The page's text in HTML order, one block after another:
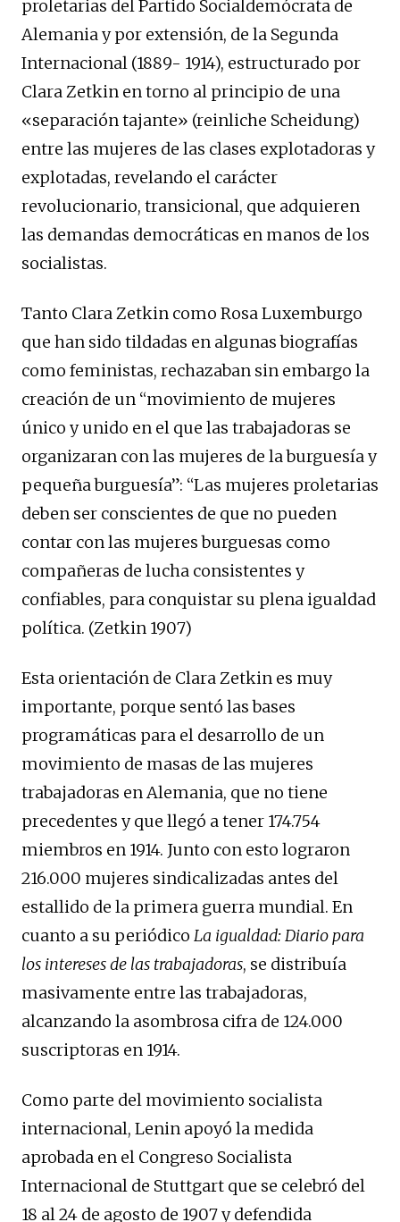
proletarias del Partido Socialdemócrata de
Alemania y por extensión, de la Segunda
Internacional (1889- 1914), estructurado por
Clara Zetkin en torno al principio de una
«separación tajante» (reinliche Scheidung)
entre las mujeres de las clases explotadoras y
explotadas, revelando el carácter
revolucionario, transicional, que adquieren
las demandas democráticas en manos de los
socialistas.
Tanto Clara Zetkin como Rosa Luxemburgo
que han sido tildadas en algunas biografías
como feministas, rechazaban sin embargo la
creación de un “movimiento de mujeres
único y unido en el que las trabajadoras se
organizaran con las mujeres de la burguesía y
pequeña burguesía”: “Las mujeres proletarias
deben ser conscientes de que no pueden
contar con las mujeres burguesas como
compañeras de lucha consistentes y
confiables, para conquistar su plena igualdad
política. (Zetkin 1907)
Esta orientación de Clara Zetkin es muy
importante, porque sentó las bases
programáticas para el desarrollo de un
movimiento de masas de las mujeres
trabajadoras en Alemania, que no tiene
precedentes y que llegó a tener 174.754
miembros en 1914. Junto con esto lograron
216.000 mujeres sindicalizadas antes del
estallido de la primera guerra mundial. En
cuanto a su periódico La igualdad: Diario para
los intereses de las trabajadoras, se distribuía
masivamente entre las trabajadoras,
alcanzando la asombrosa cifra de 124.000
suscriptoras en 1914.
Como parte del movimiento socialista
internacional, Lenin apoyó la medida
aprobada en el Congreso Socialista
Internacional de Stuttgart que se celebró del
18 al 24 de agosto de 1907 y defendida